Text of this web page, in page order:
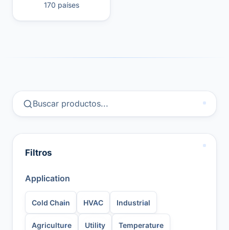
170 países
Filtros
Application
Cold Chain HVAC Industrial
Agriculture Utility Temperature